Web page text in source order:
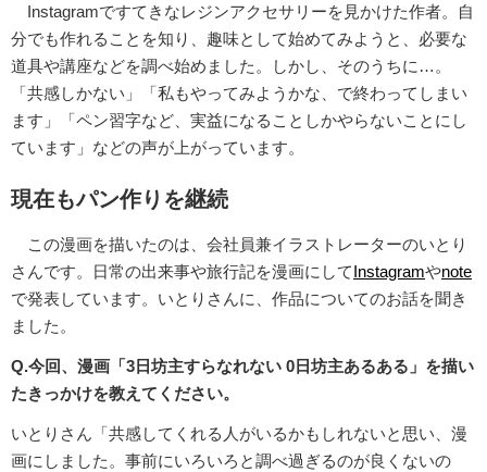
Instagramですてきなレジンアクセサリーを見かけた作者。自
分でも作れることを知り、趣味として始めてみようと、必要な
道具や講座などを調べ始めました。しかし、そのうちに…。
「共感しかない」「私もやってみようかな、で終わってしまい
ます」「ペン習字など、実益になることしかやらないことにし
ています」などの声が上がっています。
現在もパン作りを継続
この漫画を描いたのは、会社員兼イラストレーターのいとり
さんです。日常の出来事や旅行記を漫画にしてInstagramやnote
で発表しています。いとりさんに、作品についてのお話を聞き
ました。
Q.今回、漫画「3日坊主すらなれない 0日坊主あるある」を描い
たきっかけを教えてください。
いとりさん「共感してくれる人がいるかもしれないと思い、漫
画にしました。事前にいろいろと調べ過ぎるのが良くないの